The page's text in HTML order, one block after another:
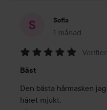
Sofia
1 månad
Inlägget
5
av
5
Bäst
Den bästa hårmasken
håret mjukt.